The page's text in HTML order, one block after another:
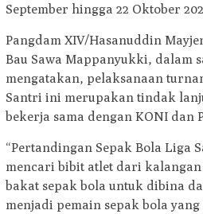
September hingga 22 Oktober
Pangdam XIV/Hasanuddin
Bau Sawa Mappanyukki, dalam
mengatakan, pelaksanaan
Santri ini merupakan tindak
bekerja sama dengan KONI dan
“Pertandingan Sepak Bola Liga
mencari bibit atlet dari
bakat sepak bola untuk dibina
menjadi pemain sepak bola